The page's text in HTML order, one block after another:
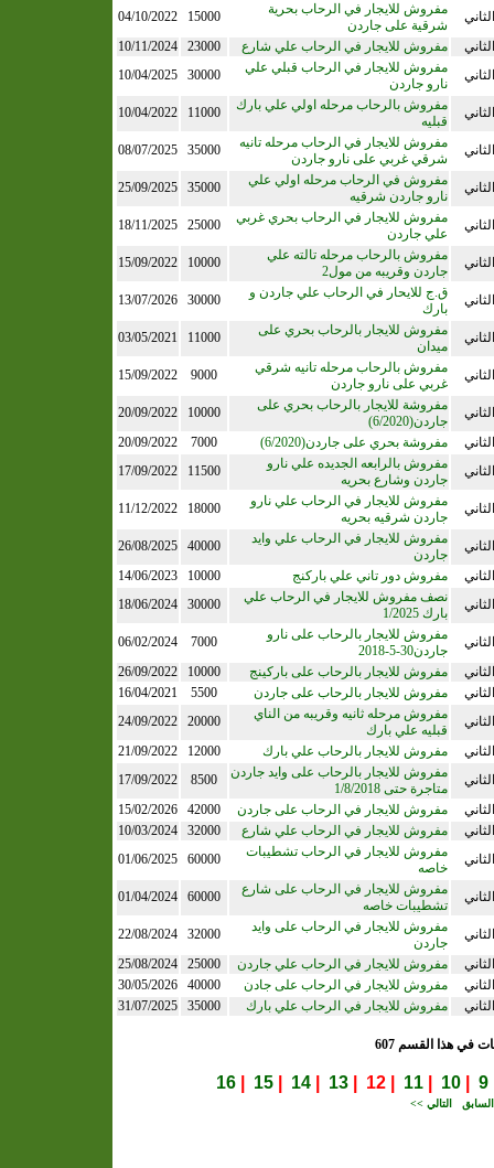
الثاني
مفروش للايجار في الرحاب بحرية
شرقية على جاردن
15000
04/10/2022
الثاني
مفروش للايجار في الرحاب علي شارع 23000
10/11/2024
الثاني
مفروش للايجار في الرحاب قبلي علي
نارو جاردن
30000
10/04/2025
الثاني
مفروش بالرحاب مرحله اولي علي بارك
قبليه
11000
10/04/2022
الثاني
مفروش للايجار في الرحاب مرحله تانيه
شرقي غربي على نارو جاردن
35000
08/07/2025
الثاني
مفروش في الرحاب مرحله اولي علي
نارو جاردن شرقيه
35000
25/09/2025
الثاني
مفروش للايجار في الرحاب بحري غربي
علي جاردن
25000
18/11/2025
الثاني
مفروش بالرحاب مرحله تالته علي
جاردن وقريبه من مول2
10000
15/09/2022
الثاني
ق.ج للايحار في الرحاب علي جاردن و
بارك
30000
13/07/2026
الثاني
مفروش للايجار بالرحاب بحري على
ميدان
11000
03/05/2021
الثاني
مفروش بالرحاب مرحله تانيه شرقي
غربي على نارو جاردن
9000
15/09/2022
الثاني
مفروشة للايجار بالرحاب بحري على
جاردن(6/2020)
10000
20/09/2022
الثاني
مفروشة بحري على جاردن(6/2020) 7000
20/09/2022
الثاني
مفروش بالرابعه الجديده علي نارو
جاردن وشارع بحريه
11500
17/09/2022
الثاني
مفروش للايجار في الرحاب علي نارو
جاردن شرقيه بحريه
18000
11/12/2022
الثاني
مفروش للايجار في الرحاب علي وايد
جاردن
40000
26/08/2025
الثاني
مفروش دور تاني علي باركنج 10000
14/06/2023
الثاني
نصف مفروش للايجار في الرحاب علي
بارك 1/2025
30000
18/06/2024
الثاني
مفروش للايجار بالرحاب على نارو
جاردن30-5-2018
7000
06/02/2024
الثاني
مفروش للايجار بالرحاب على باركينج 10000
26/09/2022
الثاني
مفروش للايجار بالرحاب على جاردن 5500
16/04/2021
الثاني
مفروش مرحله ثانيه وقريبه من الناي
قبليه علي بارك
20000
24/09/2022
الثاني
مفروش للايجار بالرحاب علي بارك 12000
21/09/2022
الثاني
مفروش للايجار بالرحاب على وايد جاردن
متاجرة حتى 1/8/2018
8500
17/09/2022
الثاني
مفروش للايجار في الرحاب على جاردن 42000
15/02/2026
الثاني
مفروش للايجار في الرحاب علي شارع 32000
10/03/2024
الثاني
مفروش للايجار في الرحاب تشطيبات
خاصه
60000
01/06/2025
الثاني
مفروش للايجار في الرحاب على شارع
تشطيبات خاصه
60000
01/04/2024
الثاني
مفروش للايجار في الرحاب على وايد
جاردن
32000
22/08/2024
الثاني
مفروش للايجار في الرحاب علي جاردن 25000
25/08/2024
الثاني
مفروش للايجار في الرحاب على جادن 40000
30/05/2026
الثاني
مفروش للايجار في الرحاب علي بارك 35000
31/07/2025
في هذا القسم 607
9
10
11
13
14
15
16
التالي >>